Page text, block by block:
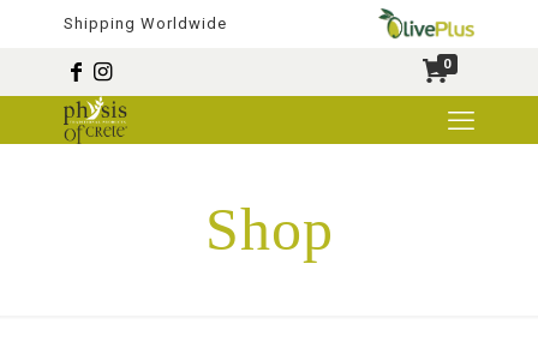
Shipping Worldwide
0
Shop